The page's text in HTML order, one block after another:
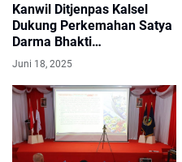
Kanwil Ditjenpas Kalsel
Dukung Perkemahan Satya
Darma Bhakti
Pemasyarakatan 2025
Juni 18, 2025